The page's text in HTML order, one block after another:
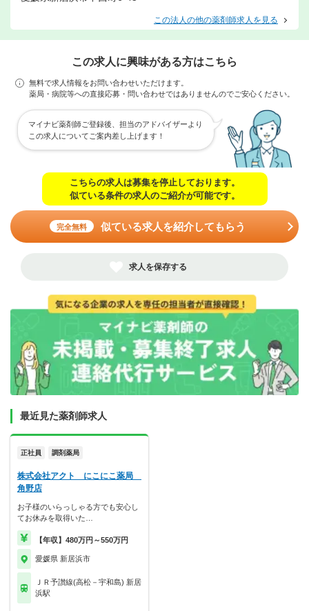
この法人の他の薬剤師求人を見る
この求人に興味がある方はこちら
無料で求人情報をお問い合わせいただけます。
薬局・病院等への直接応募・問い合わせではありませんのでご安心ください。
マイナビ薬剤師ご登録後、担当のアドバイザーより
この求人についてご案内差し上げます！
こちらの求人は募集を停止しております。
似ている条件の求人のご紹介が可能です。
完全無料 似ている求人を紹介してもらう
求人を保存する
最近見た薬剤師求人
正社員 調剤薬局
株式会社アクト にこにこ薬局
角野店
お子様のいらっしゃる方でも安心し
てお休みを取得いた…
【年収】480万円～550万円
愛媛県 新居浜市
ＪＲ予讃線(高松－宇和島) 新居
浜駅